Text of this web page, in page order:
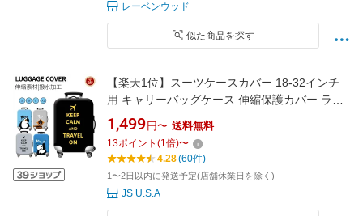
レーベンウッド
似た商品を探す
【楽天1位】スーツケースカバー 18-32インチ
用 キャリーバッグケース 伸縮保護カバー ラゲ
ッジカバー トランク伸縮保護カバー 汚れ 傷 盗
難防止 お洒落 旅行用品 トラベル 視認性抜群 区
別 見つけやすい 伸縮素材 洗濯可 ネコポス送料
無料！【ra12512】
1,499 円〜 送料無料
13ポイント (1倍)〜
4.28(60件)
1〜2日以内に発送予定(店舗休業日を除く)
JS U.S.A